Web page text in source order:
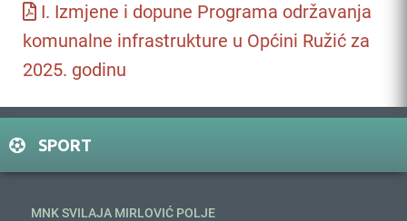
I. Izmjene i dopune Programa održavanja
komunalne infrastrukture u Općini Ružić za
2025. godinu
SPORT
MNK SVILAJA MIRLOVIĆ POLJE